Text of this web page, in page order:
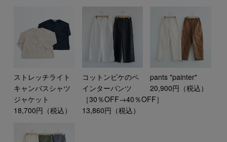
ストレッチライト
キャンバスシャツ
ジャケット
18,700円（税込）
コットンピケのペ
インターパンツ
［30％OFF→40％OFF］
13,860円（税込）
pants "painter"
20,900円（税込）